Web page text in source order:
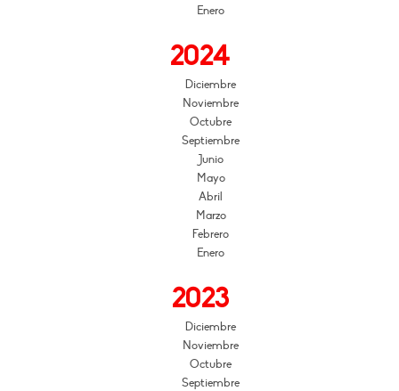
Enero
2024
Diciembre
Noviembre
Octubre
Septiembre
Junio
Mayo
Abril
Marzo
Febrero
Enero
2023
Diciembre
Noviembre
Octubre
Septiembre